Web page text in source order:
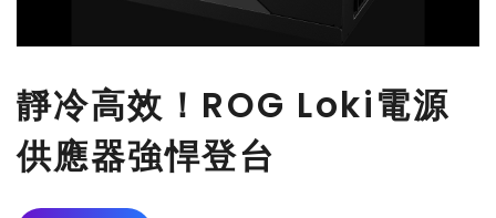
靜冷高效！ROG Loki電源
供應器強悍登台